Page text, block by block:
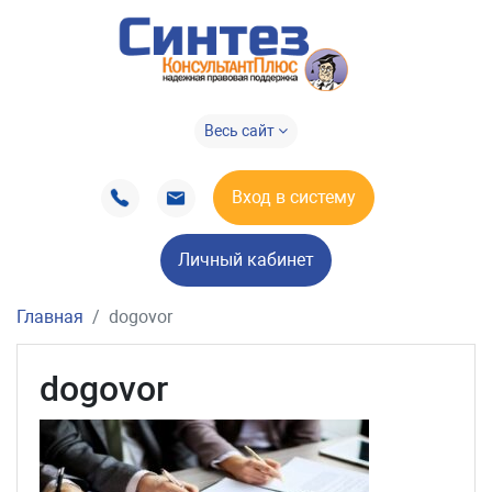
Весь сайт
Вход в систему
Личный кабинет
Главная dogovor
dogovor